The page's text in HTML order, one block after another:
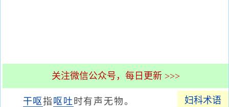
关注微信公众号，每日更新 >>>
妇科术语
干呕指 呕吐时有声无物。